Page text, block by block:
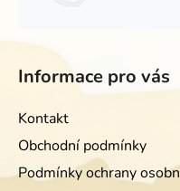
Informace pro vás
Kontakt
Obchodní podmínky
Podmínky ochrany